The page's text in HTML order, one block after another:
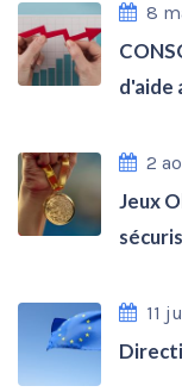
8
d'aide
2
Jeux
11